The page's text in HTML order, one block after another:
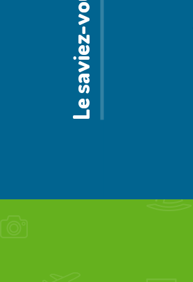
e
s
a
v
i
e
z
-
v
o
u
s